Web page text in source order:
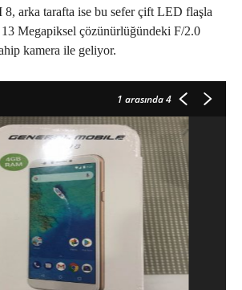
arka tarafta ise bu sefer çift LED flaşla
Megapiksel çözünürlüğündeki F/2.0
kamera ile geliyor.
1 arasında 4